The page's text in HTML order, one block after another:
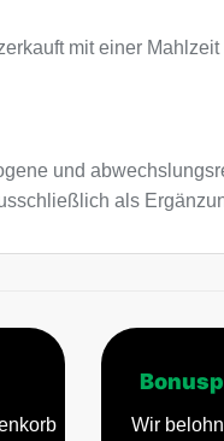
mit einer
und
als
Wir